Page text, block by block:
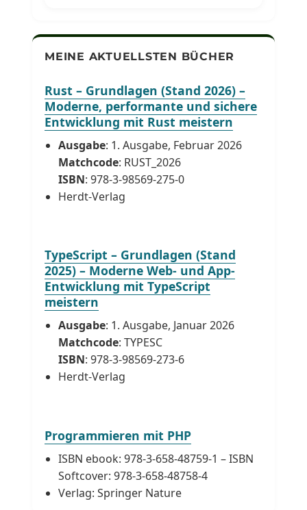
MEINE AKTUELLSTEN BÜCHER
Rust – Grundlagen (Stand 2026) –
Moderne, performante und sichere
Entwicklung mit Rust meistern
Ausgabe: 1. Ausgabe, Februar 2026
Matchcode: RUST_2026
ISBN: 978-3-98569-275-0
Herdt-Verlag
TypeScript – Grundlagen (Stand
2025) – Moderne Web- und App-
Entwicklung mit TypeScript
meistern
Ausgabe: 1. Ausgabe, Januar 2026
Matchcode: TYPESC
ISBN: 978-3-98569-273-6
Herdt-Verlag
Programmieren mit PHP
ISBN ebook: 978-3-658-48759-1 – ISBN
Softcover: 978-3-658-48758-4
Verlag: Springer Nature